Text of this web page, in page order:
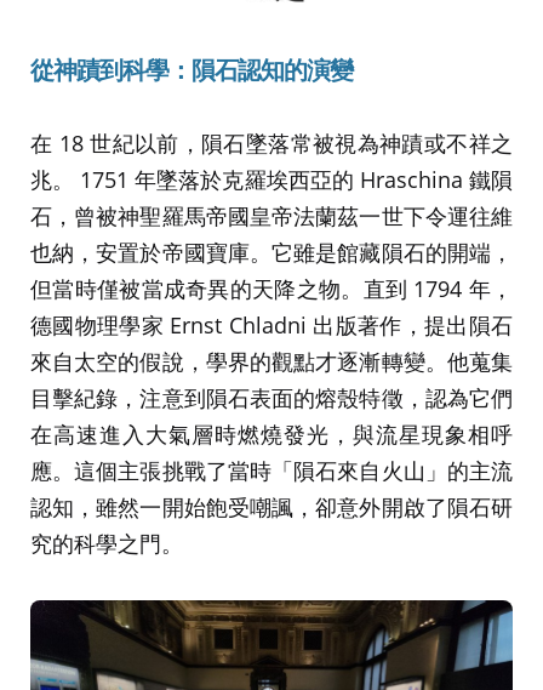
從神蹟到科學：隕石認知的演變
在 18 世紀以前，隕石墜落常被視為神蹟或不祥之
兆。 1751 年墜落於克羅埃西亞的 Hraschina 鐵隕
石，曾被神聖羅馬帝國皇帝法蘭茲一世下令運往維
也納，安置於帝國寶庫。它雖是館藏隕石的開端，
但當時僅被當成奇異的天降之物。直到 1794 年，
德國物理學家 Ernst Chladni 出版著作，提出隕石
來自太空的假說，學界的觀點才逐漸轉變。他蒐集
目擊紀錄，注意到隕石表面的熔殼特徵，認為它們
在高速進入大氣層時燃燒發光，與流星現象相呼
應。這個主張挑戰了當時「隕石來自火山」的主流
認知，雖然一開始飽受嘲諷，卻意外開啟了隕石研
究的科學之門。